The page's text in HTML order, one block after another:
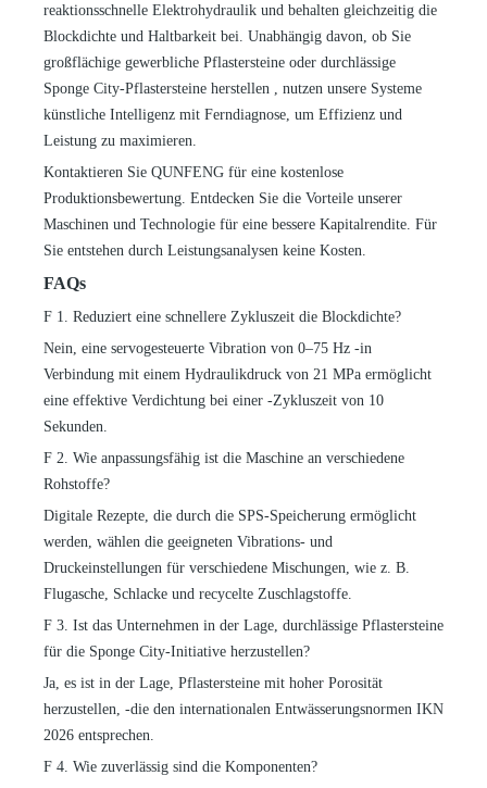
reaktionsschnelle Elektrohydraulik und behalten gleichzeitig die
Blockdichte und Haltbarkeit bei. Unabhängig davon, ob Sie
großflächige gewerbliche Pflastersteine ​​oder durchlässige
Sponge City-Pflastersteine ​​herstellen
, nutzen unsere Systeme
künstliche Intelligenz mit Ferndiagnose, um Effizienz und
Leistung zu maximieren.
Kontaktieren Sie QUNFENG für eine kostenlose
Produktionsbewertung. Entdecken Sie die Vorteile unserer
Maschinen und Technologie für eine bessere Kapitalrendite. Für
Sie entstehen durch Leistungsanalysen keine Kosten.
FAQs
F 1. Reduziert eine schnellere Zykluszeit die Blockdichte?
Nein, eine servogesteuerte Vibration von 0–75 Hz -in
Verbindung mit einem Hydraulikdruck von 21 MPa ermöglicht
eine effektive Verdichtung bei einer -Zykluszeit von 10
Sekunden.
F 2. Wie anpassungsfähig ist die Maschine an verschiedene
Rohstoffe?
Digitale Rezepte, die durch die SPS-Speicherung ermöglicht
werden, wählen die geeigneten Vibrations- und
Druckeinstellungen für verschiedene Mischungen, wie z. B.
Flugasche, Schlacke und recycelte Zuschlagstoffe.
F 3. Ist das Unternehmen in der Lage, durchlässige Pflastersteine
​​für die Sponge City-Initiative herzustellen?
Ja, es ist in der Lage, Pflastersteine ​​mit hoher Porosität
herzustellen, -die den internationalen Entwässerungsnormen IKN
2026 entsprechen.
F 4. Wie zuverlässig sind die Komponenten?